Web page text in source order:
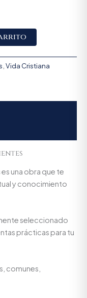
Vida Cristiana
una obra que te
y conocimiento
seleccionado
prácticas para tu
comunes,